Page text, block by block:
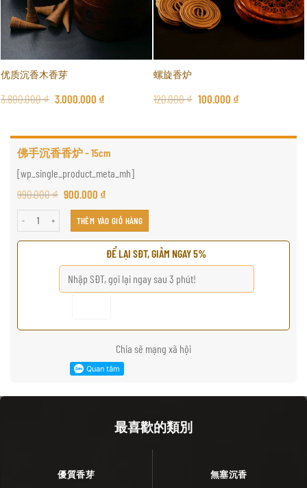
优质沉香木香芽
3.800.000₫ 3.000.000 ₫
螺旋香炉
120.000₫ 100.000 ₫
佛手沉香香炉 – 15cm
[wp_single_product_meta_mh]
990.000₫ 900.000 ₫
佛手沉香香炉 - 15cm số lượngTHÊM VÀO GIỎ HÀNG
ĐỂ LẠI SĐT, GIẢM NGAY 5%
Chia sẽ mạng xã hội
最喜歡的類別
優質香芽 無塞沉香